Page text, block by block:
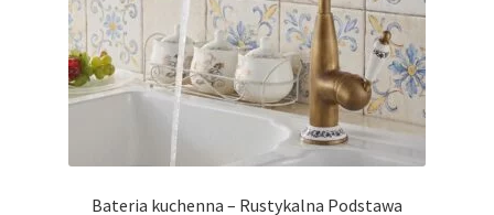
Bateria kuchenna – Rustykalna Podstawa